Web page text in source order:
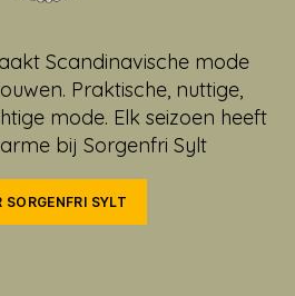
Scandinavische mode
Praktische, nuttige,
mode. Elk seizoen heeft
bij Sorgenfri Sylt
SORGENFRI SYLT